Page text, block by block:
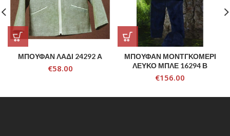
ΜΠΟΥΦΑΝ ΛΑΔΙ 24292 Α
€58.00
ΜΠΟΥΦΑΝ ΜΟΝΤΓΚΟΜΕΡΙ
ΛΕΥΚΟ ΜΠΛΕ 16294 Β
€156.00